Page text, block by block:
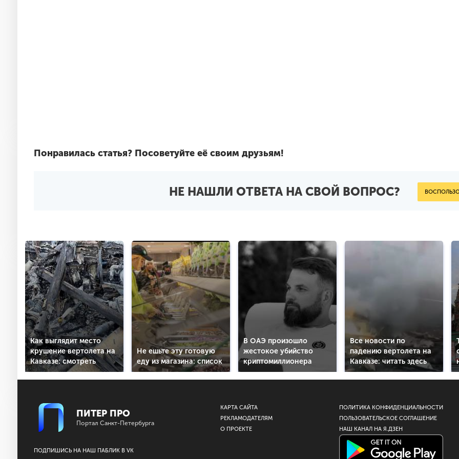
Понравилась статья?Посоветуйте её своим друзьям!
НЕ НАШЛИ ОТВЕТА НА СВОЙ ВОПРОС?
Как выглядит место
крушение вертолета на
Кавказе: смотреть
Не ешьте эту готовую
еду из магазина: список
В ОАЭ произошло
жестокое убийство
криптомиллионера
Все новости по
падению вертолета на
Кавказе: читать здесь
ПИТЕР ПРО
Портал Санкт-Петербурга
ПОДПИШИСЬ НА НАШ ПАБЛИК В VK
КАРТА САЙТА
РЕКЛАМОДАТЕЛЯМ
О ПРОЕКТЕ
ПОЛИТИКА КОНФИДЕНЦИАЛЬНОСТИ
ПОЛЬЗОВАТЕЛЬСКОЕ СОГЛАШЕНИЕ
НАШ КАНАЛ НА Я.ДЗЕН